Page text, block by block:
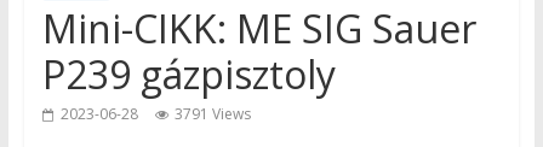
Mini-CIKK: ME SIG Sauer
P239 gázpisztoly
2023-06-28 3791 Views